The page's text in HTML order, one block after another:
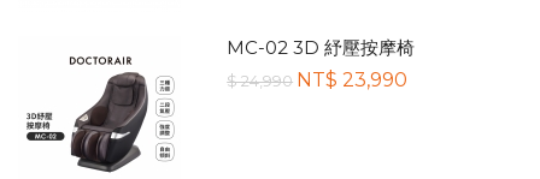
MC-02 3D 紓壓按摩椅
$ 24,990 NT$ 23,990